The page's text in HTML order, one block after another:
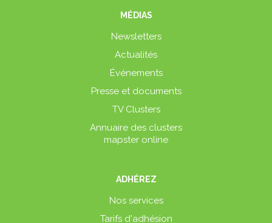
MÉDIAS
Newsletters
Actualités
Événements
Presse et documents
TV Clusters
Annuaire des clusters
mapster online
ADHÉREZ
Nos services
Tarifs d'adhésion